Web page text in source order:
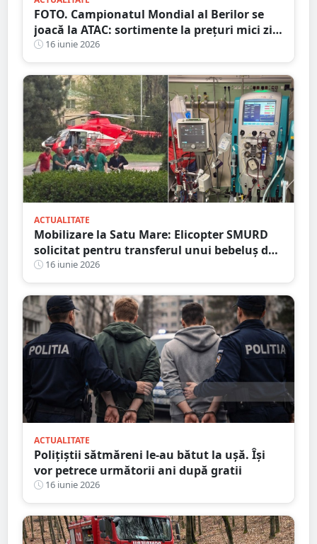
FOTO. Campionatul Mondial al Berilor se
joacă la ATAC: sortimente la prețuri mici zi
de zi16 iunie 2026
ACTUALITATE
Mobilizare la Satu Mare: Elicopter SMURD
solicitat pentru transferul unui bebeluș de
8 luni aflat în stare critică
16 iunie 2026
ACTUALITATE
Polițiștii sătmăreni le-au bătut la ușă. Își
vor petrece următorii ani după gratii
16 iunie 2026